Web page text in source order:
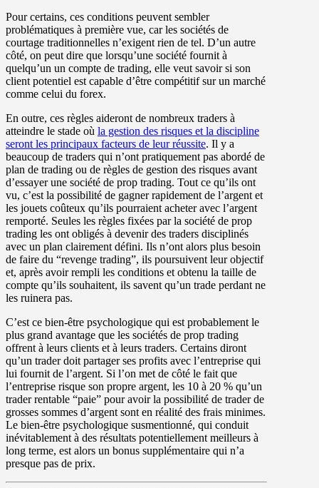
Pour certains, ces conditions peuvent sembler
problématiques à première vue, car les sociétés de
courtage traditionnelles n’exigent rien de tel. D’un autre
côté, on peut dire que lorsqu’une société fournit à
quelqu’un un compte de trading, elle veut savoir si son
client potentiel est capable d’être compétitif sur un marché
comme celui du forex.
En outre, ces règles aideront de nombreux traders à
atteindre le stade où la gestion des risques et la discipline
seront les principaux facteurs de leur réussite. Il y a
beaucoup de traders qui n’ont pratiquement pas abordé de
plan de trading ou de règles de gestion des risques avant
d’essayer une société de prop trading. Tout ce qu’ils ont
vu, c’est la possibilité de gagner rapidement de l’argent et
les jouets coûteux qu’ils pourraient acheter avec l’argent
remporté. Seules les règles fixées par la société de prop
trading les ont obligés à devenir des traders disciplinés
avec un plan clairement défini. Ils n’ont alors plus besoin
de faire du “revenge trading”, ils poursuivent leur objectif
et, après avoir rempli les conditions et obtenu la taille de
compte qu’ils souhaitent, ils savent qu’un trade perdant ne
les ruinera pas.
C’est ce bien-être psychologique qui est probablement le
plus grand avantage que les sociétés de prop trading
offrent à leurs clients et à leurs traders. Certains diront
qu’un trader doit partager ses profits avec l’entreprise qui
lui fournit de l’argent. Si l’on met de côté le fait que
l’entreprise risque son propre argent, les 10 à 20 % qu’un
trader rentable “paie” pour avoir la possibilité de trader de
grosses sommes d’argent sont en réalité des frais minimes.
Le bien-être psychologique susmentionné, qui conduit
inévitablement à des résultats potentiellement meilleurs à
long terme, est alors un bonus supplémentaire qui n’a
presque pas de prix.